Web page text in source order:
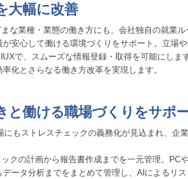
大幅に改善
な業種・業態の働き方にも、会社独自の就業
安心して働ける環境づくりをサポート。立場
で、スムーズな情報登録・取得を可能にし
化とさらなる働き方改革を実現します。
働ける職場づくりをサポ
もストレスチェックの義務化が見込まれ、企
クの計画から報告書作成までを一元管理。
ータ分析までをまとめて管理し、AIによるリ